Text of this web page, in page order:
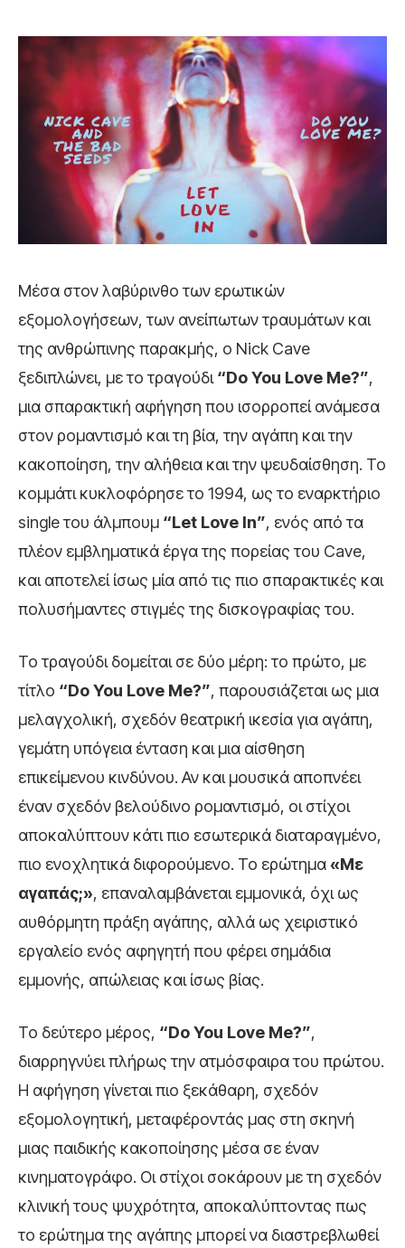
Μέσα στον λαβύρινθο των ερωτικών
εξομολογήσεων, των ανείπωτων τραυμάτων και
της ανθρώπινης παρακμής, ο Nick Cave
ξεδιπλώνει, με το τραγούδι“Do You Love Me?”,
μια σπαρακτική αφήγηση που ισορροπεί ανάμεσα
στον ρομαντισμό και τη βία, την αγάπη και την
κακοποίηση, την αλήθεια και την ψευδαίσθηση. Το
κομμάτι κυκλοφόρησε το 1994, ως το εναρκτήριο
single του άλμπουμ “Let Love In”, ενός από τα
πλέον εμβληματικά έργα της πορείας του Cave,
και αποτελεί ίσως μία από τις πιο σπαρακτικές και
πολυσήμαντες στιγμές της δισκογραφίας του.
Το τραγούδι δομείται σε δύο μέρη: το πρώτο, με
τίτλο “Do You Love Me?”, παρουσιάζεται ως μια
μελαγχολική, σχεδόν θεατρική ικεσία για αγάπη,
γεμάτη υπόγεια ένταση και μια αίσθηση
επικείμενου κινδύνου. Αν και μουσικά αποπνέει
έναν σχεδόν βελούδινο ρομαντισμό, οι στίχοι
αποκαλύπτουν κάτι πιο εσωτερικά διαταραγμένο,
πιο ενοχλητικά διφορούμενο. Το ερώτημα«Με
αγαπάς;», επαναλαμβάνεται εμμονικά, όχι ως
αυθόρμητη πράξη αγάπης, αλλά ως χειριστικό
εργαλείο ενός αφηγητή που φέρει σημάδια
εμμονής, απώλειας και ίσως βίας.
Το δεύτερο μέρος, “Do You Love Me?”,
διαρρηγνύει πλήρως την ατμόσφαιρα του πρώτου.
Η αφήγηση γίνεται πιο ξεκάθαρη, σχεδόν
εξομολογητική, μεταφέροντάς μας στη σκηνή
μιας παιδικής κακοποίησης μέσα σε έναν
κινηματογράφο. Οι στίχοι σοκάρουν με τη σχεδόν
κλινική τους ψυχρότητα, αποκαλύπτοντας πως
το ερώτημα της αγάπης μπορεί να διαστρεβλωθεί